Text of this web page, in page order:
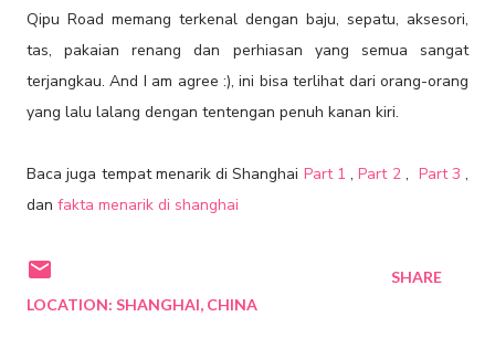
Qipu Road memang terkenal dengan baju, sepatu, aksesori,
tas, pakaian renang dan perhiasan yang semua sangat
terjangkau. And I am agree :), ini bisa terlihat dari orang-orang
yang lalu lalang dengan tentengan penuh kanan kiri.
Baca juga tempat menarik di Shanghai Part 1 ,Part 2, Part 3 ,
dan fakta menarik di shanghai
LOCATION: SHANGHAI, CHINA
SHARE